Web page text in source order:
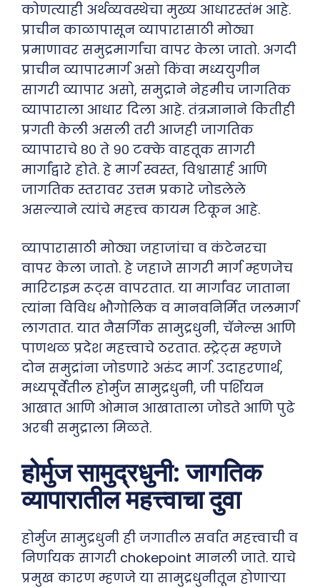
कोणत्याही अर्थव्यवस्थेचा मुख्य आधारस्तंभ आहे.
प्राचीन काळापासून व्यापारासाठी मोठ्या
प्रमाणावर समुद्रमार्गांचा वापर केला जातो. अगदी
प्राचीन व्यापारमार्ग असो किंवा मध्ययुगीन
सागरी व्यापार असो, समुद्राने नेहमीच जागतिक
व्यापाराला आधार दिला आहे. तंत्रज्ञानाने कितीही
प्रगती केली असली तरी आजही जागतिक
व्यापाराचे ८० ते ९० टक्के वाहतूक सागरी
मार्गांद्वारे होते. हे मार्ग स्वस्त, विश्वासार्ह आणि
जागतिक स्तरावर उत्तम प्रकारे जोडलेले
असल्याने त्यांचे महत्त्व कायम टिकून आहे.
व्यापारासाठी मोठ्या जहाजांचा व कंटेनरचा
वापर केला जातो. हे जहाजे सागरी मार्ग म्हणजेच
मारिटाइम रूट्स वापरतात. या मार्गांवर जाताना
त्यांना विविध भौगोलिक व मानवनिर्मित जलमार्ग
लागतात. यात नैसर्गिक सामुद्रधुनी, चॅनेल्स आणि
पाणथळ प्रदेश महत्त्वाचे ठरतात. स्ट्रेट्स म्हणजे
दोन समुद्रांना जोडणारे अरुंद मार्ग. उदाहरणार्थ,
मध्यपूर्वेतील होर्मुज सामुद्रधुनी, जी पर्शियन
आखात आणि ओमान आखाताला जोडते आणि पुढे
अरबी समुद्राला मिळते.
होर्मुज सामुद्रधुनी: जागतिक
व्यापारातील महत्त्वाचा दुवा
होर्मुज सामुद्रधुनी ही जगातील सर्वात महत्त्वाची व
निर्णायक सागरी chokepoint मानली जाते. याचे
प्रमुख कारण म्हणजे या सामुद्रधुनीतून होणाऱ्या